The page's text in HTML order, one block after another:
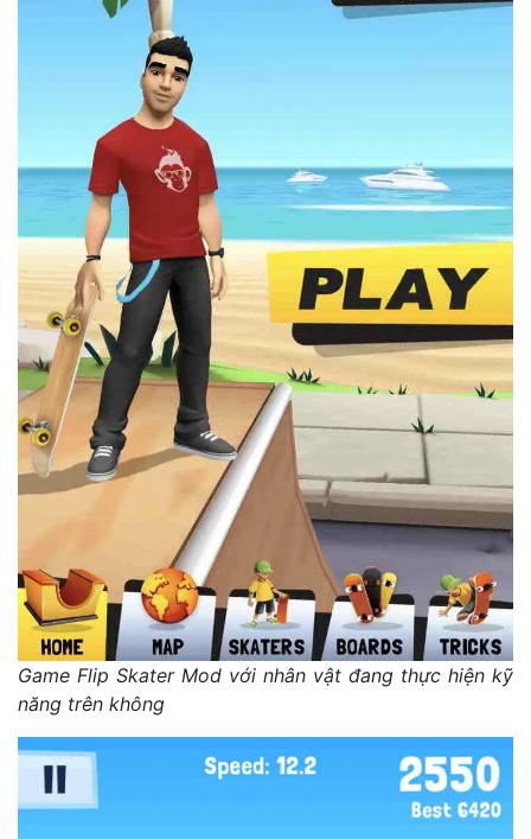
Game Flip Skater Mod với nhân vật đang thực hiện kỹ
năng trên không